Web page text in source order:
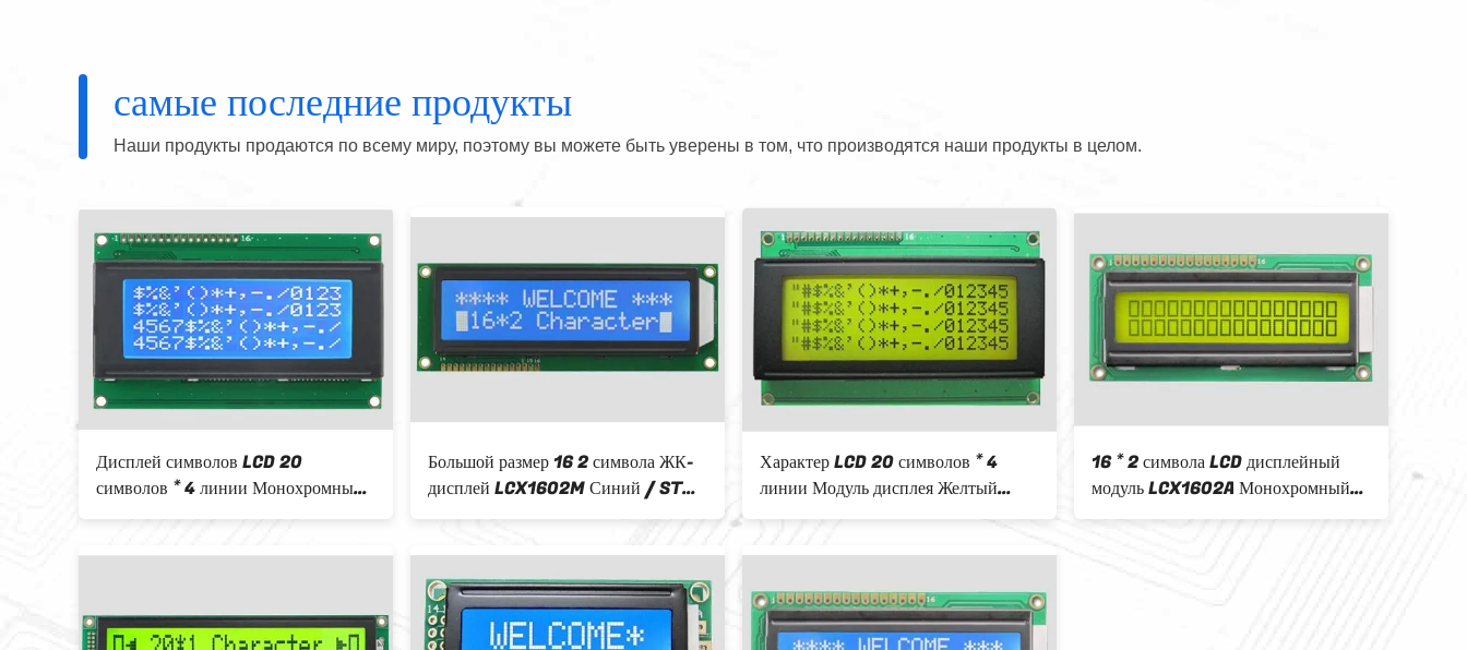
самые последние продукты
Наши продукты продаются по всему миру, поэтому вы можете быть уверены в том, что производятся наши продукты в целом.
Дисплей символов LCD 20
символов * 4 линии Монохромный
модуль Синий белый подсвет порт
Большой размер 16 2 символа ЖК-
дисплей LCX1602M Синий / STN
/ отрицательный / прозрачный
Характер LCD 20 символов * 4
линии Модуль дисплея Желтый
зеленый фонарь Параллельный порт
16 * 2 символа LCD дисплейный
модуль LCX1602A Монохромный
LCD модуль параллельный порт 5V